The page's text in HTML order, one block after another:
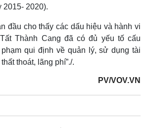
2015- 2020).
đầu cho thấy các dấu hiệu và hành vi
Thành Cang đã có đủ yếu tố cấu
phạm qui định về quản lý, sử dụng tài
thoát, lãng phí”./.
PV/VOV.VN